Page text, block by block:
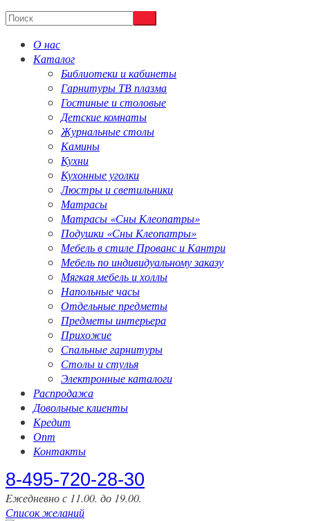
О нас
Каталог
Библиотеки и кабинеты
Гарнитуры ТВ плазма
Гостиные и столовые
Детские комнаты
Журнальные столы
Камины
Кухни
Кухонные уголки
Люстры и светильники
Матрасы
Матрасы «Сны Клеопатры»
Подушки «Сны Клеопатры»
Мебель в стиле Прованс и Кантри
Мебель по индивидуальному заказу
Мягкая мебель и холлы
Напольные часы
Отдельные предметы
Предметы интерьера
Прихожие
Спальные гарнитуры
Столы и стулья
Электронные каталоги
Распродажа
Довольные клиенты
Кредит
Опт
Контакты
‎8-495-720-28-30
Eжедневно с 11.00. до 19.00.
Список желаний